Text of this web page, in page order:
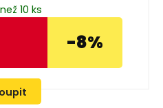
10 ks
-8%